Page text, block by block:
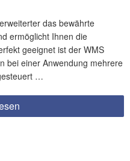
das bewährte
ermöglicht Ihnen die
geeignet ist der WMS
bei einer Anwendung mehrere
…